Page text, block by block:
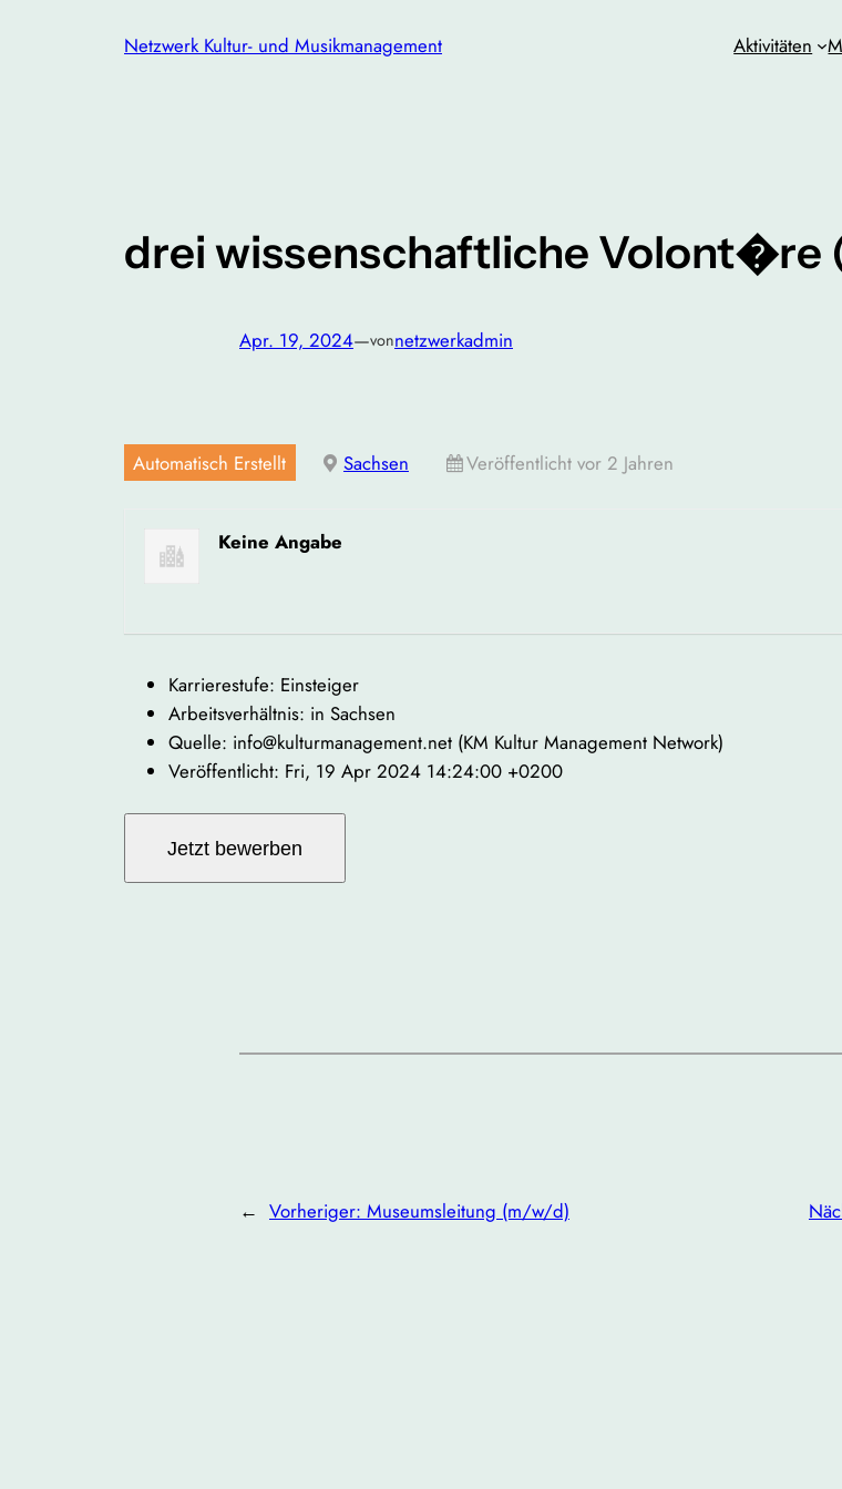
Netzwerk Kultur- und Musikmanagement Aktivitäten
drei wissenschaftliche Volont�re
Apr. 19, 2024—vonnetzwerkadmin
Automatisch Erstellt Sachsen Veröffentlicht vor 2 Jahren
Keine Angabe
Karrierestufe: Einsteiger
Arbeitsverhältnis: in Sachsen
Quelle: info@kulturmanagement.net (KM Kultur Management Network)
Veröffentlicht: Fri, 19 Apr 2024 14:24:00 +0200
← Vorheriger: Museumsleitung (m/w/d)